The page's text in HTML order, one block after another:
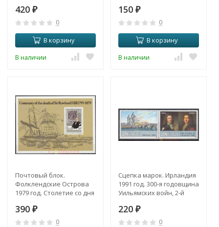
420 ₽
0
В корзину
В наличии
хозяйства СССР. разряд
318. (VF-XF)
150 ₽
0
В корзину
В наличии
Почтовый блок.
Фолклендские Острова
1979 год. Столетие со дня
Хилла (1795-1879).
390 ₽
0
Сцепка марок. Ирландия
1991 год. 300-я годовщина
Уильямских войн, 2-й
220 ₽
0